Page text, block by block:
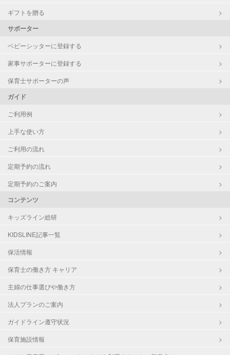
ギフトを贈る
サポーター
ベビーシッターに登録する
家事サポーターに登録する
保育士サポーターの声
ガイド
ご利用例
上手な使い方
ご利用の流れ
定期予約の流れ
定期予約のご案内
コンテンツ
キッズライン総研
KIDSLINE記事一覧
保活情報
保育士の働き方 キャリア
主婦の仕事選びや働き方
法人プランのご案内
ガイドライン遵守状況
保育施設情報